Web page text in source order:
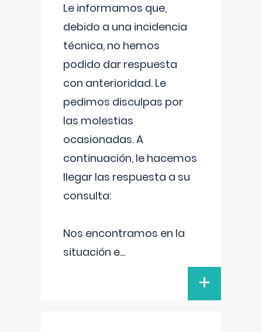
Le informamos que,
debido a una incidencia
técnica, no hemos
podido dar respuesta
con anterioridad. Le
pedimos disculpas por
las molestias
ocasionadas. A
continuación, le hacemos
llegar las respuesta a su
consulta:
Nos encontramos en la
situación e...
+